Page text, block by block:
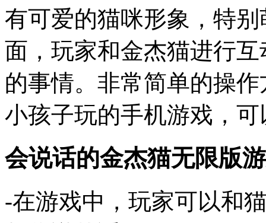
有可爱的猫咪形象，特
面，玩家和金杰猫进行
的事情。非常简单的操
小孩子玩的手机游戏，
会说话的金杰猫无限版
-在游戏中，玩家可以和